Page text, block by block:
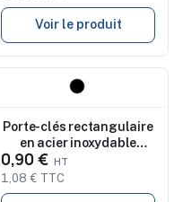
Voir le produit
Porte-clés rectangulaire
en acier inoxydable
recyclé Jax
0,90 €
1,08 € TTC